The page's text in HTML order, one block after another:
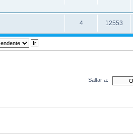
4 12553
Saltar a: